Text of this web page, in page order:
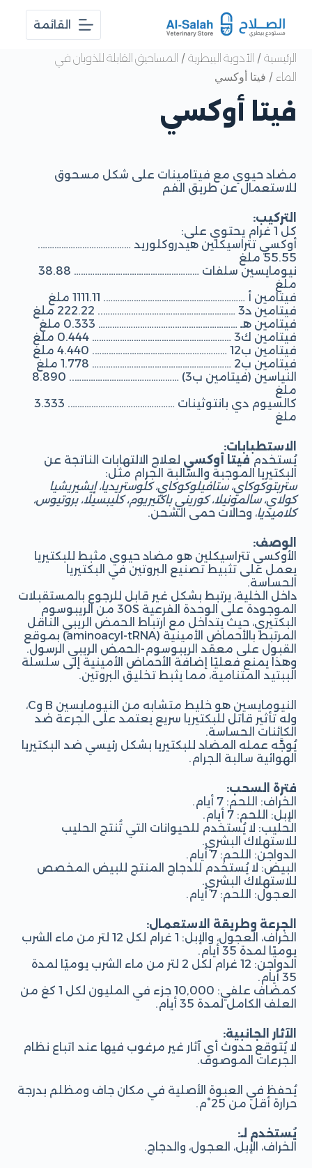
القائمة
الرئيسية / الأدوية البيطرية / المساحيق القابلة للذوبان في
الماء / فيتا أوكسي
فيتا أوكسي
مضاد حيوي مع فيتامينات على شكل مسحوق
للاستعمال عن طريق الفم
التركيب:
كل 1 غرام يحتوي على:
أوكسي تتراسيكلين هيدروكلوريد ………………………………….
55.55 ملغ
نيومايسين سلفات ……………………………………………… 38.88
ملغ
فيتامين أ ……………………………………………………. 1111.11 ملغ
فيتامين د3 ………………………………………………….. 222.22 ملغ
فيتامين هـ …………………………………………………… 0.333 ملغ
فيتامين ك3 …………………………………………………… 0.444 ملغ
فيتامين ب12 …………………………………………………. 4.440 ملغ
فيتامين ب2 …………………………………………………… 1.778 ملغ
النياسين (فيتامين ب3) ……………………………………….. 8.890
ملغ
كالسيوم دي بانتوثينات ………………………………………. 3.333
ملغ
الاستطبابات:
يُستخدم فيتا أوكسي لعلاج الالتهابات الناتجة عن
البكتيريا الموجبة والسالبة الجرام مثل:
ستربتوكوكاي، ستافيلوكوكاي، كلوستريديا، إيشيريشيا
كولاي، سالمونيلا، كوريني باكتيريوم، كليبسيلا، بروتيوس،
كلاميديا، وحالات حمى الشحن.
الوصف:
الأوكسي تتراسيكلين هو مضاد حيوي مثبط للبكتيريا
يعمل على تثبيط تصنيع البروتين في البكتيريا
الحساسة.
داخل الخلية، يرتبط بشكل غير قابل للرجوع بالمستقبلات
الموجودة على الوحدة الفرعية 30S من الريبوسوم
البكتيري، حيث يتداخل مع ارتباط الحمض الريبي الناقل
المرتبط بالأحماض الأمينية (aminoacyl-tRNA) بموقع
القبول على معقد الريبوسوم-الحمض الريبي الرسول.
وهذا يمنع فعليًا إضافة الأحماض الأمينية إلى سلسلة
الببتيد المتنامية، مما يثبط تخليق البروتين.
النيومايسين هو خليط متشابه من النيومايسين B وC،
وله تأثير قاتل للبكتيريا سريع يعتمد على الجرعة ضد
الكائنات الحساسة.
يُوجَّه عمله المضاد للبكتيريا بشكل رئيسي ضد البكتيريا
الهوائية سالبة الجرام.
فترة السحب:
الخراف: اللحم: 7 أيام.
الإبل: اللحم: 7 أيام.
الحليب: لا يُستخدم للحيوانات التي تُنتج الحليب
للاستهلاك البشري.
الدواجن: اللحم: 7 أيام.
البيض: لا يُستخدم للدجاج المنتج للبيض المخصص
للاستهلاك البشري.
العجول: اللحم: 7 أيام.
الجرعة وطريقة الاستعمال:
الخراف، العجول، والإبل: 1 غرام لكل 12 لتر من ماء الشرب
يوميًا لمدة 35 أيام.
الدواجن: 12 غرام لكل 2 لتر من ماء الشرب يوميًا لمدة
35 أيام.
كمضاف علفي: 10,000 جزء في المليون لكل 1 كغ من
العلف الكامل لمدة 35 أيام.
الآثار الجانبية:
لا يُتوقع حدوث أي آثار غير مرغوب فيها عند اتباع نظام
الجرعات الموصوف.
يُحفظ في العبوة الأصلية في مكان جاف ومظلم بدرجة
حرارة أقل من 25°م.
يُستخدم لـ:
الخراف، الإبل، العجول، والدجاج.